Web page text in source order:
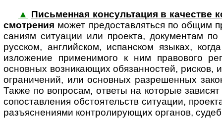
▲ Письменная консультация в качестве
смот­ре­ния может пре­до­став­ля­ться по общим
са­ниям ситу­а­ции или про­екта, доку­мен­там
рус­ском, анг­лий­ском, испан­ском язы­ках,
изло­же­ние при­ме­ни­мого к ним пра­во­вого
основ­ных воз­ни­каю­щих обя­зан­нос­тей, рис­ков,
огра­ни­че­ний, или основ­ных раз­ре­шен­ных
Также по воп­ро­сам, ответы на кото­рые
сопо­став­ле­ния обсто­я­тельств ситу­а­ции,
разъ­яс­не­ни­ями кон­т­ро­ли­рую­щих орга­нов,